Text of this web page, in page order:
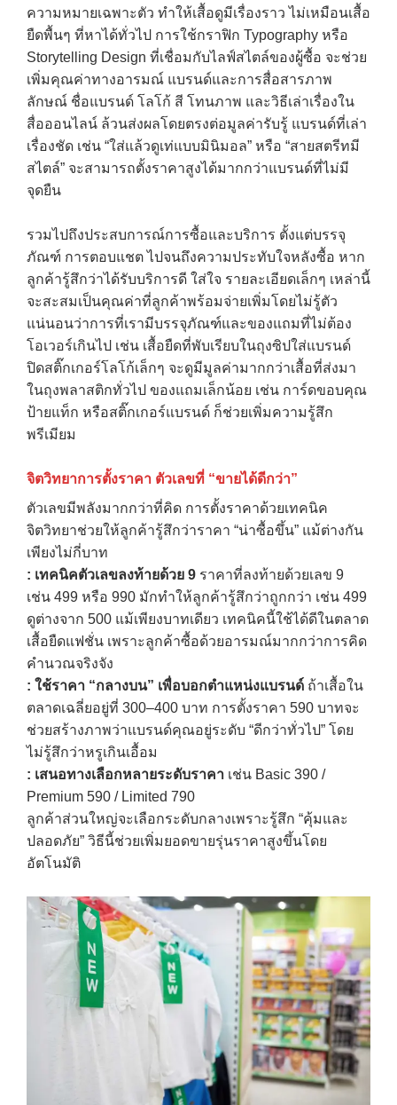
ความหมายเฉพาะตัว ทำให้เสื้อดูมีเรื่องราว ไม่เหมือนเสื้อ
ยืดพื้นๆ ที่หาได้ทั่วไป การใช้กราฟิก Typography หรือ
Storytelling Design ที่เชื่อมกับไลฟ์สไตล์ของผู้ซื้อ จะช่วย
เพิ่มคุณค่าทางอารมณ์ แบรนด์และการสื่อสารภาพ
ลักษณ์ ชื่อแบรนด์ โลโก้ สี โทนภาพ และวิธีเล่าเรื่องใน
สื่อออนไลน์ ล้วนส่งผลโดยตรงต่อมูลค่ารับรู้ แบรนด์ที่เล่า
เรื่องชัด เช่น “ใส่แล้วดูเท่แบบมินิมอล” หรือ “สายสตรีทมี
สไตล์” จะสามารถตั้งราคาสูงได้มากกว่าแบรนด์ที่ไม่มี
จุดยืน
รวมไปถึงประสบการณ์การซื้อและบริการ ตั้งแต่บรรจุ
ภัณฑ์ การตอบแชต ไปจนถึงความประทับใจหลังซื้อ หาก
ลูกค้ารู้สึกว่าได้รับบริการดี ใส่ใจ รายละเอียดเล็กๆ เหล่านี้
จะสะสมเป็นคุณค่าที่ลูกค้าพร้อมจ่ายเพิ่มโดยไม่รู้ตัว
แน่นอนว่าการที่เรามีบรรจุภัณฑ์และของแถมที่ไม่ต้อง
โอเวอร์เกินไป เช่น เสื้อยืดที่พับเรียบในถุงซิปใส่แบรนด์
ปิดสติ๊กเกอร์โลโก้เล็กๆ จะดูมีมูลค่ามากกว่าเสื้อที่ส่งมา
ในถุงพลาสติกทั่วไป ของแถมเล็กน้อย เช่น การ์ดขอบคุณ
ป้ายแท็ก หรือสติ๊กเกอร์แบรนด์ ก็ช่วยเพิ่มความรู้สึก
พรีเมียม
จิตวิทยาการตั้งราคา ตัวเลขที่ “ขายได้ดีกว่า”
ตัวเลขมีพลังมากกว่าที่คิด การตั้งราคาด้วยเทคนิค
จิตวิทยาช่วยให้ลูกค้ารู้สึกว่าราคา “น่าซื้อขึ้น” แม้ต่างกัน
เพียงไม่กี่บาท
: เทคนิคตัวเลขลงท้ายด้วย 9 ราคาที่ลงท้ายด้วยเลข 9
เช่น 499 หรือ 990 มักทำให้ลูกค้ารู้สึกว่าถูกกว่า เช่น 499
ดูต่างจาก 500 แม้เพียงบาทเดียว เทคนิคนี้ใช้ได้ดีในตลาด
เสื้อยืดแฟชั่น เพราะลูกค้าซื้อด้วยอารมณ์มากกว่าการคิด
คำนวณจริงจัง
: ใช้ราคา “กลางบน” เพื่อบอกตำแหน่งแบรนด์ ถ้าเสื้อใน
ตลาดเฉลี่ยอยู่ที่ 300–400 บาท การตั้งราคา 590 บาทจะ
ช่วยสร้างภาพว่าแบรนด์คุณอยู่ระดับ “ดีกว่าทั่วไป” โดย
ไม่รู้สึกว่าหรูเกินเอื้อม
: เสนอทางเลือกหลายระดับราคา เช่น Basic 390 /
Premium 590 / Limited 790
ลูกค้าส่วนใหญ่จะเลือกระดับกลางเพราะรู้สึก “คุ้มและ
ปลอดภัย” วิธีนี้ช่วยเพิ่มยอดขายรุ่นราคาสูงขึ้นโดย
อัตโนมัติ